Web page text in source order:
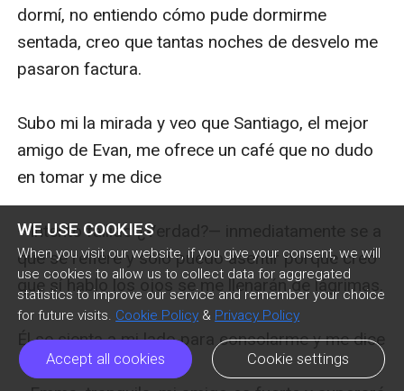
WE USE COOKIES
When you visit our website, if you give your consent, we will
use cookies to allow us to collect data for aggregated
statistics to improve our service and remember your choice
for future visits. Cookie Policy & Privacy Policy
Accept all cookies Cookie settings
dormí, no entiendo cómo pude dormirme
sentada, creo que tantas noches de desvelo me
pasaron factura.
Subo mi la mirada y veo que Santiago, el mejor
amigo de Evan, me ofrece un café que no dudo
en tomar y me dice
—Intento fallido ¿Verdad?— inmediatamente se a
que se refiere y solo puedo asentir porque creo
que sí hablo los ojos se me llenarán de lágrimas.
Él se sienta a mi lado para consolarme y me dice